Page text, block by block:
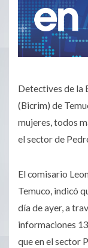
Detectives de la
(Bicrim) de
mujeres, todos
el sector de
El comisario
Temuco, indicó
día de ayer, a
informaciones
que en el sector